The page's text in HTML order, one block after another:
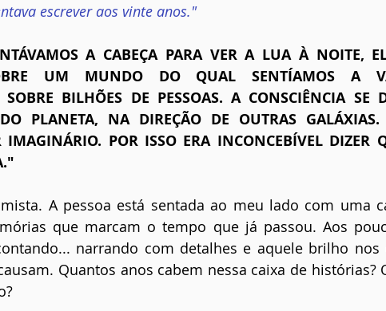
escrever aos vinte anos."
A CABEÇA PARA VER A LUA À NOITE,
UM MUNDO DO QUAL SENTÍAMOS A
SOBRE BILHÕES DE PESSOAS. A CONSCIÊNCIA SE
DO PLANETA, NA DIREÇÃO DE OUTRAS
IMAGINÁRIO. POR ISSO ERA INCONCEBÍVEL DIZER
A pessoa está sentada ao meu lado com uma
que marcam o tempo que já passou. Aos
narrando com detalhes e aquele brilho nos
Quantos anos cabem nessa caixa de histórias?